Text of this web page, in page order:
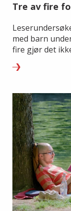
Tre av fire
med barn
fire gjør det